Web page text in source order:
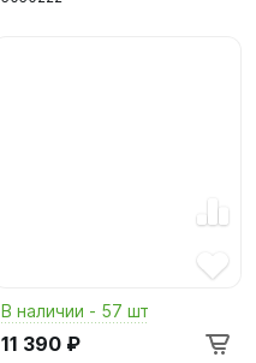
В наличии - 57 шт
11 390 ₽